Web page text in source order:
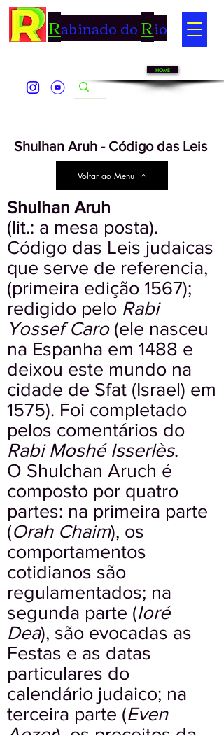
Rabinado doRio
HOME
Shulhan Aruh - Código das Leis
Voltar ao Menu
Shulhan Aruh
(lit.: a mesa posta).
Código das Leis judaicas
que serve de referencia,
(primeira edição 1567);
redigido pelo Rabi
Yossef Caro(ele nasceu
na Espanha em 1488 e
deixou este mundo na
cidade de Sfat (Israel) em
1575). Foi completado
pelos comentários do
Rabi Moshé Isserlès.
O Shulchan Aruch é
composto por quatro
partes: na primeira parte
(Orah Chaim), os
comportamentos
cotidianos são
regulamentados; na
segunda parte (Ioré
Dea), são evocadas as
Festas e as datas
particulares do
calendário judaico; na
terceira parte (Even